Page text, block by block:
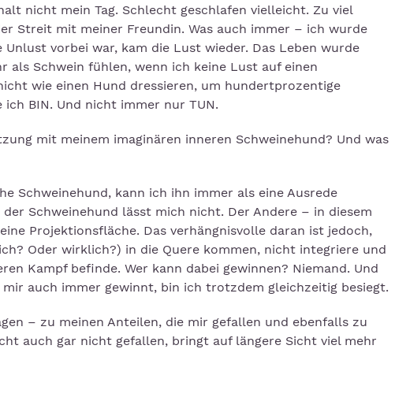
nicht mein Tag. Schlecht geschlafen vielleicht. Zu viel
Streit mit meiner Freundin. Was auch immer – ich wurde
vorbei war, kam die Lust wieder. Das Leben wurde
Schwein fühlen, wenn ich keine Lust auf einen
wie einen Hund dressieren, um hundertprozentige
BIN. Und nicht immer nur TUN.
mit meinem imaginären inneren Schweinehund? Und was
Schweinehund, kann ich ihn immer als eine Ausrede
Schweinehund lässt mich nicht. Der Andere – in diesem
Projektionsfläche. Das verhängnisvolle daran ist jedoch,
Oder wirklich?) in die Quere kommen, nicht integriere und
Kampf befinde. Wer kann dabei gewinnen? Niemand. Und
auch immer gewinnt, bin ich trotzdem gleichzeitig besiegt.
– zu meinen Anteilen, die mir gefallen und ebenfalls zu
auch gar nicht gefallen, bringt auf längere Sicht viel mehr